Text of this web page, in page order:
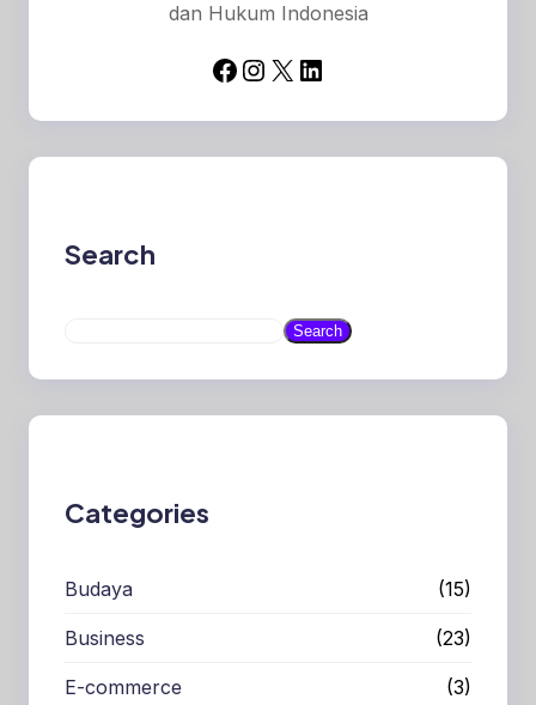
dan Hukum Indonesia
Facebook Instagram X LinkedIn
Search
a
Search
Categories
Budaya (15)
Business (23)
E-commerce (3)